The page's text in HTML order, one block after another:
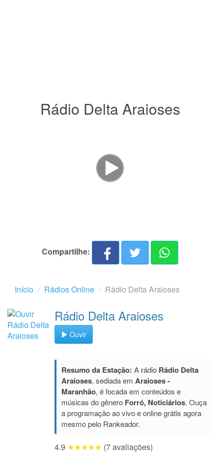
Rádio Delta Araioses
Compartilhe:
Início Rádios Online Rádio Delta Araioses
Rádio Delta Araioses
Ouvir
Resumo da Estação: A rádio Rádio Delta
Araioses, sediada em Araioses -
Maranhão, é focada em conteúdos e
músicas do gênero Forró, Noticiários. Ouça
a programação ao vivo e online grátis agora
mesmo pelo Rankeador.
4.9 ★★★★★ (7 avaliações)